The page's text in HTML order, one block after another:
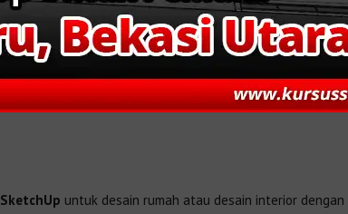
SketchUp untuk desain rumah atau desain interior dengan